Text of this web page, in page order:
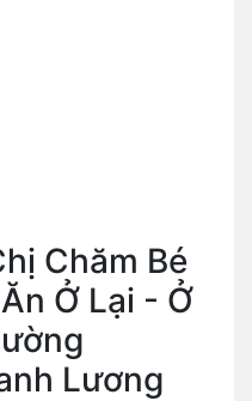
Chăm Bé
Ở Lại - Ở
Lương